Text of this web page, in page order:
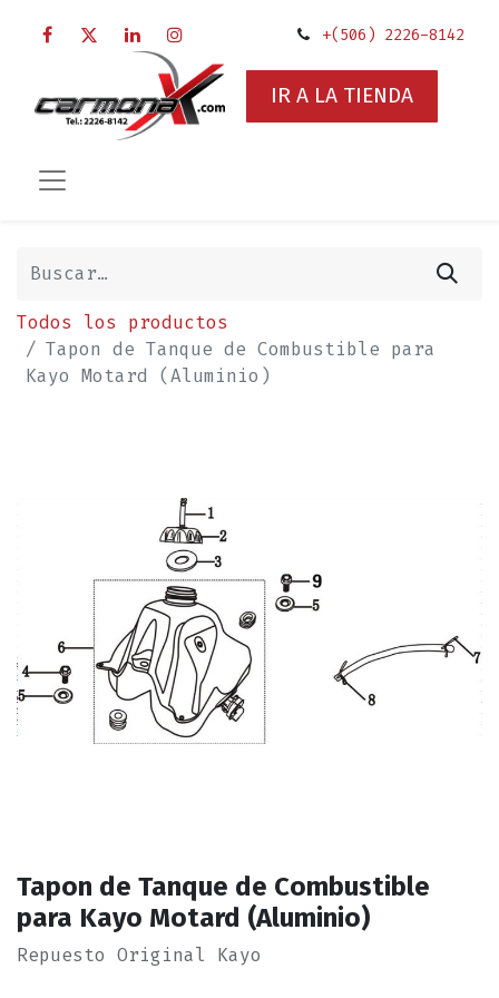
+(506) 2226-8142
IR A LA TIENDA
Todos los productos
Tapon de Tanque de Combustible para
Kayo Motard (Aluminio)
Tapon de Tanque de Combustible
para Kayo Motard (Aluminio)
Repuesto Original Kayo